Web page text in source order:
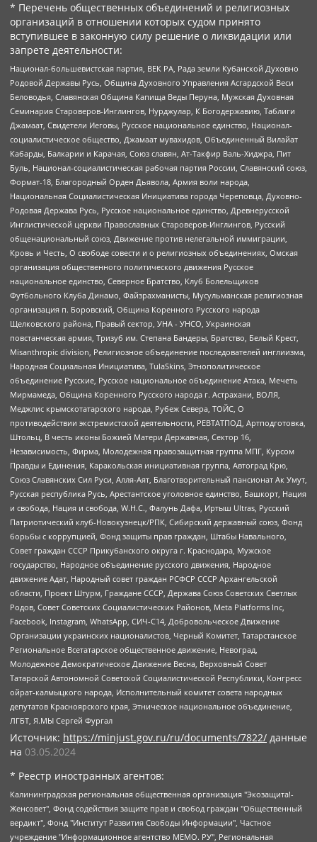
* Перечень общественных объединений и религиозных
организаций в отношении которых судом принято
вступившее в законную силу решение о ликвидации или
запрете деятельности:
Национал-большевистская партия, ВЕК РА, Рада земли Кубанской Духовно
Родовой Державы Русь, Община Духовного Управления Асгардской Веси
Беловодья, Славянская Община Капища Веды Перуна, Мужская Духовная
Семинария Староверов-Инглингов, Нурджулар, К Богодержавию, Таблиги
Джамаат, Свидетели Иеговы, Русское национальное единство, Национал-
социалистическое общество, Джамаат мувахидов, Объединенный Вилайат
Кабарды, Балкарии и Карачая, Союз славян, Ат-Такфир Валь-Хиджра, Пит
Буль, Национал-социалистическая рабочая партия России, Славянский союз,
Формат-18, Благородный Орден Дьявола, Армия воли народа,
Национальная Социалистическая Инициатива города Череповца, Духовно-
Родовая Держава Русь, Русское национальное единство, Древнерусской
Инглистической церкви Православных Староверов-Инглингов, Русский
общенациональный союз, Движение против нелегальной иммиграции,
Кровь и Честь, О свободе совести и о религиозных объединениях, Омская
организация общественного политического движения Русское
национальное единство, Северное Братство, Клуб Болельщиков
Футбольного Клуба Динамо, Файзрахманисты, Мусульманская религиозная
организация п. Боровский, Община Коренного Русского народа
Щелковского района, Правый сектор, УНА - УНСО, Украинская
повстанческая армия, Тризуб им. Степана Бандеры, Братство, Белый Крест,
Misanthropic division, Религиозное объединение последователей инглиизма,
Народная Социальная Инициатива, TulaSkins, Этнополитическое
объединение Русские, Русское национальное объединение Атака, Мечеть
Мирмамеда, Община Коренного Русского народа г. Астрахани, ВОЛЯ,
Меджлис крымскотатарского народа, Рубеж Севера, ТОЙС, О
противодействии экстремистской деятельности, РЕВТАТПОД, Артподготовка,
Штольц, В честь иконы Божией Матери Державная, Сектор 16,
Независимость, Фирма, Молодежная правозащитная группа МПГ, Курсом
Правды и Единения, Каракольская инициативная группа, Автоград Крю,
Союз Славянских Сил Руси, Алля-Аят, Благотворительный пансионат Ак Умут,
Русская республика Русь, Арестантское уголовное единство, Башкорт, Нация
и свобода, Нация и свобода, W.H.С., Фалунь Дафа, Иртыш Ultras, Русский
Патриотический клуб-Новокузнецк/РПК, Сибирский державный союз, Фонд
борьбы с коррупцией, Фонд защиты прав граждан, Штабы Навального,
Совет граждан СССР Прикубанского округа г. Краснодара, Мужское
государство, Народное объединение русского движения, Народное
движение Адат, Народный совет граждан РСФСР СССР Архангельской
области, Проект Штурм, Граждане СССР, Держава Союз Советских Светлых
Родов, Совет Советских Социалистических Районов, Meta Platforms Inc,
Facebook, Instagram, WhatsApp, СИЧ-С14, Добровольческое Движение
Организации украинских националистов, Черный Комитет, Татарстанское
Региональное Всетатарское общественное движение, Невоград,
Молодежное Демократическое Движение Весна, Верховный Совет
Татарской Автономной Советской Социалистической Республики, Конгресс
ойрат-калмыцкого народа, Исполнительный комитет совета народных
депутатов Красноярского края, Этническое национальное объединение,
ЛГБТ, Я.МЫ Сергей Фургал
Источник: https://minjust.gov.ru/ru/documents/7822/ данные
на 03.05.2024
* Реестр иностранных агентов:
Калининградская региональная общественная организация "Экозащита!-Женсовет", Фонд содействия защите прав и свобод граждан "Общественный вердикт", Фонд "Институт Развития Свободы Информации", Частное учреждение "Информационное агентство МЕМО. РУ", Региональная общественная организация "Общественная комиссия по сохранению наследия академика Сахарова", Фонд поддержки свободы прессы, Санкт-Петербургская общественная правозащитная организация "Гражданский контроль", Межрегиональная общественная организация "Информационно-просветительский центр "Мемориал", Региональный Фонд "Центр Защиты Прав Средств Массовой Информации", с 05.12.2023 Фонд "Центр Защиты Прав Средств массовой информации", Региональная общественная благотворительная организация помощи беженцам и мигрантам "Гражданское содействие", Негосударственное образовательное учреждение дополнительного профессионального образования (повышение квалификации) специалистов "АКАДЕМИЯ ПО ПРАВАМ ЧЕЛОВЕКА", Свердловская региональная общественная организация "Сутяжник", Автономная некоммерческая организация "Центр независимых социологических исследований", Союз общественных объединений "Российский исследовательский центр по правам человека", Региональное общественное учреждение научно-информационный центр "МЕМОРИАЛ", Некоммерческая организация "Фонд защиты гласности", Автономная некоммерческая организация "Институт прав человека", Городская общественная организация "Екатеринбургское общество "МЕМОРИАЛ", Городская общественная организация "Рязанское историко-просветительское и правозащитное общество "Мемориал" (Рязанский Мемориал), Челябинский региональный орган общественной самодеятельности – женское общественное объединение "Женщины Евразии", Челябинский региональный орган общественной самодеятельности "Уральская правозащитная группа", Фонд содействия защите здоровья и социальной справедливости имени Андрея Рылькова, Автономная Некоммерческая Организация "Аналитический Центр Юрия Левады", Автономная некоммерческая организация социальной поддержки населения "Проект Апрель", Региональная общественная организация помощи женщинам и детям, находящимся в кризисной ситуации "Информационно-методический центр "Анна", Фонд содействия развитию массовых коммуникаций и правовому просвещению "Так-так-Так", Фонд содействия устойчивому развитию "Серебряная тайга", Свердловский региональный общественный фонд социальных проектов "Новое время", "Idel.Реалии", Кавказ.Реалии, Крым.Реалии, Телеканал Настоящее Время, Татаро-башкирская служба Радио Свобода (Azatliq Radiosi), Радио Свободная Европа/Радио Свобода (PCE/PC), "Сибирь.Реалии", "Фактограф", Благотворительный фонд помощи осужденным и их семьям, Автономная некоммерческая организация "Институт глобализации и социальных движений", Фонд "В защиту прав заключенных", Частное учреждение "Центр поддержки и содействия развитию средств массовой информации", Пензенский региональный общественный благотворительный фонд "Гражданский союз", "Север.Реалии", Некоммерческая организация Фонд "Правовая инициатива", Общество с ограниченной ответственностью "Радио Свободная Европа/Радио Свобода", Чешское информационное агентство "MEDIUM-ORIENT", Красноярская региональная общественная организация "Мы против СПИДа", Камалягин Денис Николаевич, Маркелов Сергей Евгеньевич, Пономарев Лев Александрович, Савицкая Людмила Алексеевна, Автономная некоммерческая организация "Центр по работе с проблемой насилия "НАСИЛИЮ.НЕТ", Межрегиональный профессиональный союз работников здравоохранения "Альянс врачей", Юридическое лицо, зарегистрированное в Латвийской Республике, SIA "Medusa Project" (регистрационный номер 40103797863, дата регистрации 10.06.2014), Некоммерческая организация "Фонд по борьбе с коррупцией", Автономная некоммерческая организация "Институт права и публичной политики", Баданин Роман Сергеевич, Гликин Максим Александрович, Железнова Мария Михайловна, Лукьянова Юлия Сергеевна, Маетная Елизавета Витальевна, Маняхин Петр Борисович, Чуракова Ольга Владимировна, Ярош Юлия Петровна, Юридическое лицо "The Insider SIA", зарегистрированное в Риге, Латвийская Республика (дата регистрации 26.06.2015), являющееся администратором доменного имени интернет-издания "The Insider SIA", https://theins.ru, Постернак Алексей Евгеньевич, Рубин Михаил Аркадьевич, Анин Роман Александрович, Юридическое лицо Istories fonds, зарегистрированное в Латвийской Республике (регистрационный номер 50008295751, дата регистрации 24.02.2020), Великовский Дмитрий Александрович, Долинина Ирина Николаевна, Мароховская Алеся Алексеевна, Шлейнов Роман Юрьевич, Шмагун Олеся Валентиновна, Общество с ограниченной ответственностью "Альтаир 2021", Общество с ограниченной ответственностью "Вега 2021", Общество с ограниченной ответственностью "Главный редактор 2021", Общество с ограниченной ответственностью "Ромашки монолит", Важенков Артем Валерьевич, Ивановская областная общественная организация "Центр гендерных исследований", Гурман Юрий Альбертович, Медиапроект "ОВД-Инфо", Егоров Владимир Владимирович, Жилинский Владимир Александрович, Общество с ограниченной ответственностью "ЗП", Иванова София Юрьевна, Карезина Инна Павловна, Кильтау Екатерина Викторовна, Петров Алексей Викторович, Пискунов Сергей Евгеньевич, Смирнов Сергей Сергеевич, Тихонов Михаил Сергеевич, Общество с ограниченной ответственностью "ЖУРНАЛИСТ-ИНОСТРАННЫЙ АГЕНТ", Арапова Галина Юрьевна, Вольтская Татьяна Анатольевна, Американская компания "Mason G.E.S. Anonymous Foundation" (США), являющаяся владельцем интернет-издания https://mnews.world/, Компания "Stichting Bellingcat", зарегистрированная в Нидерландах (дата регистрации 11.07.2018), Захаров Андрей Вячеславович, Клепиковская Екатерина Дмитриевна, Общество с ограниченной ответственностью "МЕМО", Перл Роман Александрович, Симонов Евгений Алексеевич, Соловьева Елена Анатольевна, Сотников Даниил Владимирович, Сурначева Елизавета Дмитриевна, Автономная некоммерческая организация по защите прав человека и информированию населения "Якутия – Наше Мнение", Общество с ограниченной ответственностью "Москоу диджитал медиа", с 26.01.2023 Общество с ограниченной ответственностью "Чайка Белые сады", Ветошкина Валерия Валерьевна, Заговора Максим Александрович, Межрегиональное общественное движение "Российская ЛГБТ - сеть", Оленичев Максим Владимирович, Павлов Иван Юрьевич, Скворцова Елена Сергеевна, Общество с ограниченной ответственностью "Как бы инагент", Кочетков Игорь Викторович, Общество с ограниченной ответственностью "Честные выборы", Еланчик Олег Александрович, Общество с ограниченной ответственностью "Нобелевский призыв", Гималова Регина Эмилевна, Григорьев Андрей Валерьевич, Григорьева Алина Александровна, Ассоциация по содействию защите прав призывников, альтернативнослужащих и военнослужащих "Правозащитная группа "Гражданин.Армия.Право", Хисамова Регина Фаритовна, Автономная некоммерческая организация по реализации социально-правовых программ "Лилит", Дальневосточное общественное движение "Маяк", Санкт-Петербургская ЛГБТ-инициативная группа "Выход", Инициативная группа ЛГБТ+ "Реверс", Алексеев Андрей Викторович, Бекбулатова Таисия Львовна, Беляев Иван Михайлович, Владыкина Елена Сергеевна, Гельман Марат Александрович, Никульшина Вероника Юрьевна, Толоконникова Надежда Андреевна, Шендерович Виктор Анатольевич, Общество с ограниченной ответственностью "Данное сообщение", Общество с ограниченной ответственностью Издательский дом "Новая глава", Айнбиндер Александра Александровна, Московский комьюнити-центр для ЛГБТ+инициатив, Благотворительный фонд развития филантропии, Deutsche Welle (Германия, Kurt-Schumacher-Strasse 3, 53113 Bonn), Борзунова Мария Михайловна, Воробьев Виктор Викторович, Голубева Анна Львовна, Константинова Алла Михайловна, Малкова Ирина Владимировна, Мурадов Мурад Абдулгалимович, Осетинская Елизавета Николаевна, Понасенков Евгений Николаевич, Ганапольский Матвей Юрьевич, Киселев Евгений Алексеевич, Борухович Ирина Григорьевна, Дремин Иван Тимофеевич, Дубровский Дмитрий Викторович, Красноярская региональная общественная организация поддержки и развития альтернативных образовательных технологий и межкультурных коммуникаций "ИНТЕРРА", Маяковская Екатерина Алексеевна, Фейгин Марк Захарович, Филимонов Андрей Викторович, Дзугкоева Регина Николаевна, Доброхотов Роман Александрович, Дудь Юрий Александрович, Елкин Сергей Владимирович, Кругликов Кирилл Игоревич, Сабунаева Мария Леонидовна, Семенов Алексей Владимирович, Шаинян Карен Багратович, Шульман Екатерина Михайловна, Асафьев Артур Валерьевич, Вахштайн Виктор Семенович, Венедиктов Алексей Алексеевич, Лушникова Екатерина Евгеньевна, Волков Леонид Михайлович, Невзоров Александр Глебович, Пархоменко Сергей Борисович, Сироткин Ярослав Николаевич, Кара-Мурза Владимир Владимирович, Баранова Наталья Владимировна, Гозман Леонид Яковлевич, Кагарлицкий Борис Юльевич, Климарев Михаил Валерьевич, Милов Владимир Станиславович, Автономная некоммерческая организация Краснодарский центр современного искусства "Типография", Моргенштерн Алишер Тагирович, Соболь Любовь Эдуардовна, Общество с ограниченной ответственностью "ЛИЗА НОРМ", Каспаров Гарри Кимович, Ходорковский Михаил Борисович, Общество с ограниченной ответственностью "Апрельские тезисы", Данилович Ирина Брониславовна, Кашин Олег Владимирович, Петров Николай Владимирович, Пивоваров Алексей Владимирович, Соколов Михаил Владимирович, Цветкова Юлия Владимировна, Чичваркин Евгений Александрович, Комитет против пыток/Команда против пыток, Общество с ограниченной ответственностью "Первый научный", Общество с ограниченной ответственностью "Вертолет и ко", Белоцерковская Вероника Борисовна, Кац Максим Евгеньевич, Лазарева Татьяна Юрьевна, Шаведдинов Руслан Табризович, Яшин Илья Валерьевич, Общество с ограниченной ответственностью "Иноагент ААВ", Алешковский Дмитрий Петрович, Альбац Евгения Марковна, Быков Дмитрий Львович, Галямина Юлия Евгеньевна, Лойко Сергей Леонидович, Мартынов Кирилл Константинович, Медведев Сергей Александрович, Крашенинников Федор Геннадиевич, Гордеева Катерина Вл